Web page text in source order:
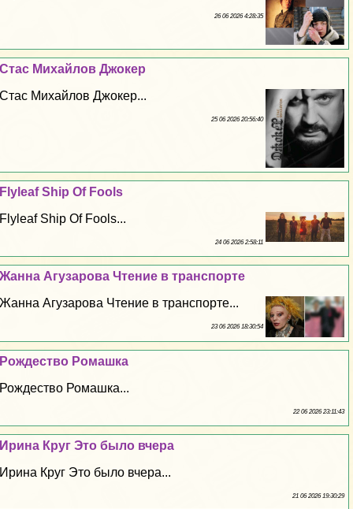
26 06 2026 4:28:35
Стас Михайлов Джокер
Стас Михайлов Джокер...
25 06 2026 20:56:40
Flyleaf Ship Of Fools
Flyleaf Ship Of Fools...
24 06 2026 2:58:11
Жанна Агузарова Чтение в трaнcпорте
Жанна Агузарова Чтение в трaнcпорте...
23 06 2026 18:30:54
Рождество Ромашка
Рождество Ромашка...
22 06 2026 23:11:43
Ирина Круг Это было вчера
Ирина Круг Это было вчера...
21 06 2026 19:30:29